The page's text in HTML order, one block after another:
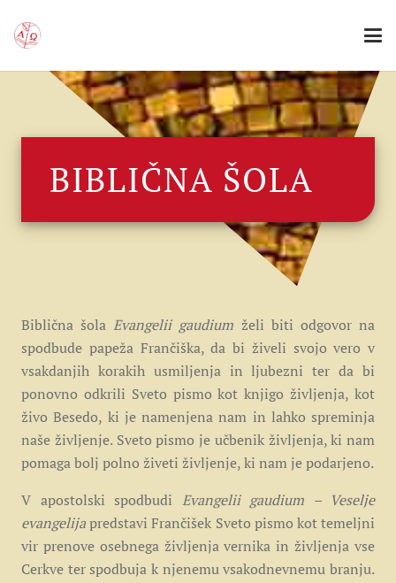
BIBLIČNA ŠOLA
Biblična šolaEvangelii gaudium želi biti odgovor na
spodbude papeža Frančiška, da bi živeli svojo vero v
vsakdanjih korakih usmiljenja in ljubezni ter da bi
ponovno odkrili Sveto pismo kot knjigo življenja, kot
živo Besedo, ki je namenjena nam in lahko spreminja
naše življenje. Sveto pismo je učbenik življenja, ki nam
pomaga bolj polno živeti življenje, ki nam je podarjeno.
V apostolski spodbudi Evangelii gaudium – Veselje
evangelijapredstavi Frančišek Sveto pismo kot temeljni
vir prenove osebnega življenja vernika in življenja vse
Cerkve ter spodbuja k njenemu vsakodnevnemu branju.